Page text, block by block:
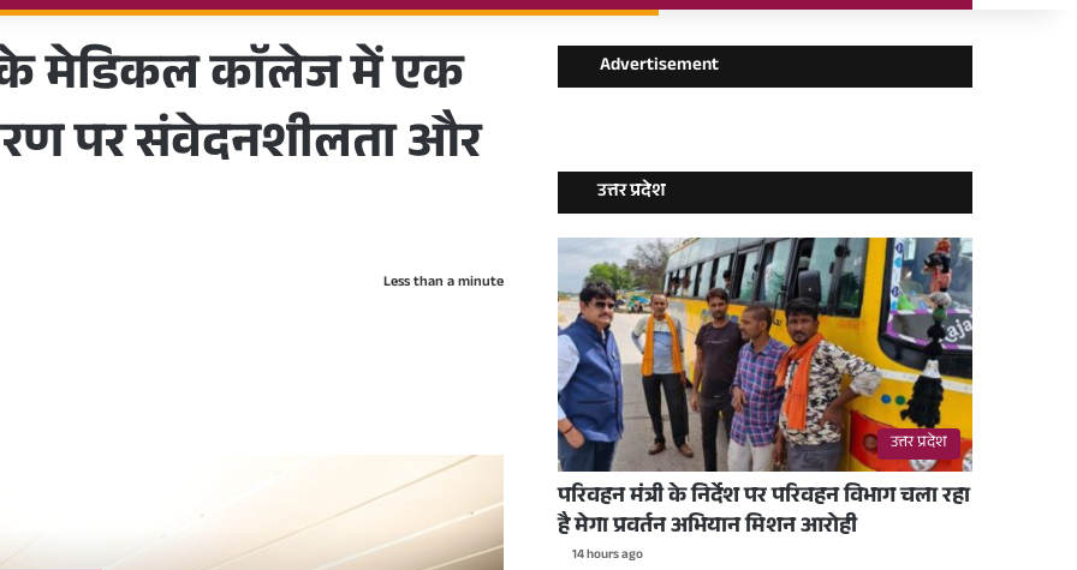
for
के मेडिकल काॅलेज में एक
पर संवेदनशीलता और
Less than a minute
Advertisement
उत्तर प्रदेश
उत्तर प्रदेश
परिवहन मंत्री के निर्देश पर परिवहन विभाग चला रहा
है मेगा प्रवर्तन अभियान मिशन आरोही
14 hours ago